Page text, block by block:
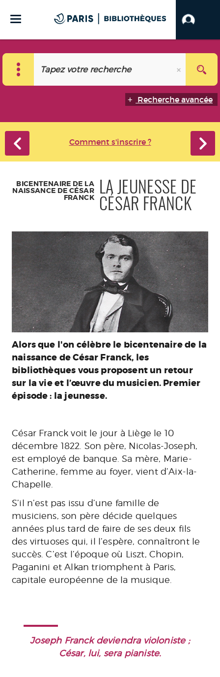
Recherche avancée
Comment s'inscrire ?
BICENTENAIRE DE LA
NAISSANCE DE CÉSAR
FRANCK
LA JEUNESSE DE
CÉSAR FRANCK
Alors que l'on célèbre le bicentenaire de la
naissance de César Franck, les
bibliothèques vous proposent un retour
sur la vie et l’œuvre du musicien. Premier
épisode : la jeunesse.
César Franck voit le jour à Liège le 10
décembre 1822. Son père, Nicolas-Joseph,
est employé de banque. Sa mère, Marie-
Catherine, femme au foyer, vient d’Aix-la-
Chapelle.
S’il n’est pas issu d’une famille de
musiciens, son père décide quelques
années plus tard de faire de ses deux fils
des virtuoses qui, il l’espère, connaîtront le
succès. C’est l’époque où Liszt, Chopin,
Paganini et Alkan triomphent à Paris,
capitale européenne de la musique.
Joseph Franck deviendra violoniste ;
César, lui, sera pianiste.